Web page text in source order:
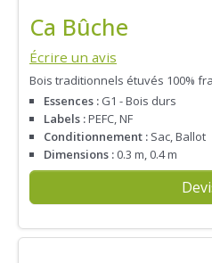
Ca Bûche
Écrire un avis
Bois traditionnels étuvés 100%
Essences : G1 - Bois durs
Labels :PEFC, NF
Conditionnement : Sac, Ballot
Dimensions : 0.3 m, 0.4 m